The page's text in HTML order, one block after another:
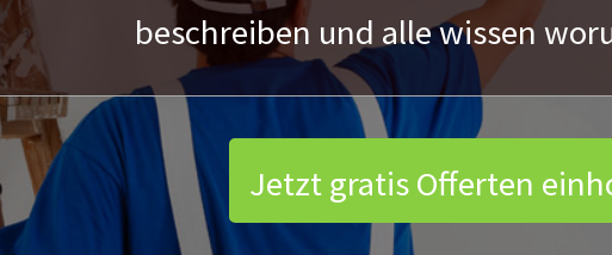
beschreiben und alle wissen
Jetzt gratis Offerten